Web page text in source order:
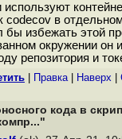
используют
codecov в
бы избежать этой
окружении он
репозитория и
Правка| Наверх
кода в